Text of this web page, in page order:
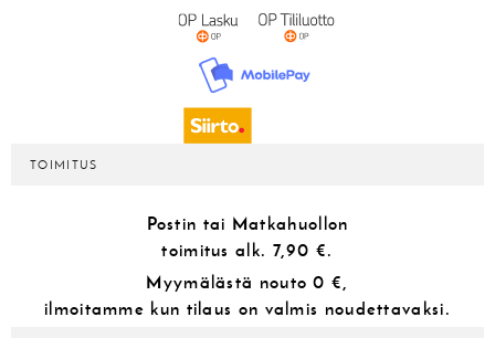
TOIMITUS
Postin tai Matkahuollon
toimitus alk. 7,90 €.
Myymälästä nouto 0 €,
ilmoitamme kun tilaus on valmis noudettavaksi.